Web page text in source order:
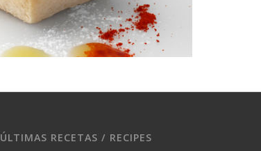
ÚLTIMAS RECETAS / RECIPES